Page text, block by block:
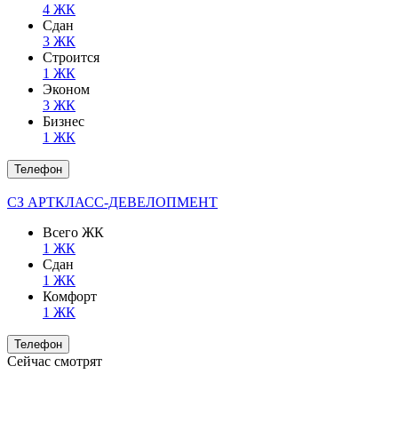
4 ЖК
Сдан
3 ЖК
Строится
1 ЖК
Эконом
3 ЖК
Бизнес
1 ЖК
Телефон
СЗ АРТКЛАСС-ДЕВЕЛОПМЕНТ
Всего ЖК
1 ЖК
Сдан
1 ЖК
Комфорт
1 ЖК
Телефон
Сейчас смотрят